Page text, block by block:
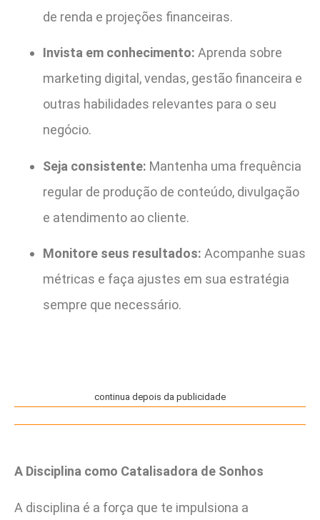
de renda e projeções financeiras.
Invista em conhecimento: Aprenda sobre
marketing digital, vendas, gestão financeira e
outras habilidades relevantes para o seu
negócio.
Seja consistente: Mantenha uma frequência
regular de produção de conteúdo, divulgação
e atendimento ao cliente.
Monitore seus resultados: Acompanhe suas
métricas e faça ajustes em sua estratégia
sempre que necessário.
continua depois da publicidade
A Disciplina como Catalisadora de Sonhos
A disciplina é a força que te impulsiona a